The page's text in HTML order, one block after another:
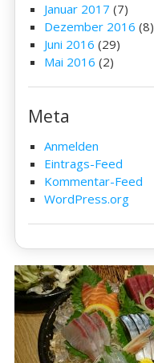
Januar 2017 (7)
Dezember 2016 (8)
Juni 2016 (29)
Mai 2016 (2)
Meta
Anmelden
Eintrags-Feed
Kommentar-Feed
WordPress.org